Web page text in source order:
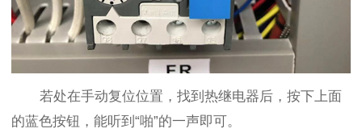
若处在手动复位位置，找到热继电器后，按下上面
的蓝色按钮，能听到“啪”的一声即可。